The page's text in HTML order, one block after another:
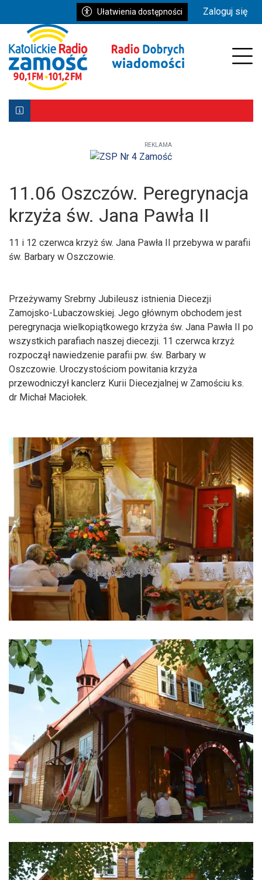
Przejdź do głównych treści
Przejdź do wyszukiwarki
Przejdź do głównego menuUłatwienia dostępności Zaloguj się
Biłgoraj z Patronką. Wyjątkowe uroczystości już 9–10
Powstała aplikacja mobilna Diecezji Zamojsko-
Mniej wiernych w kościołach, ale większe
REKLAMA
11.06 Oszczów. Peregrynacja
krzyża św. Jana Pawła II
11 i 12 czerwca krzyż św. Jana Pawła II przebywa w parafii
św. Barbary w Oszczowie.
Przeżywamy Srebrny Jubileusz istnienia Diecezji
Zamojsko-Lubaczowskiej. Jego głównym obchodem jest
peregrynacja wielkopiątkowego krzyża św. Jana Pawła II po
wszystkich parafiach naszej diecezji. 11 czerwca krzyż
rozpoczął nawiedzenie parafii pw. św. Barbary w
Oszczowie. Uroczystościom powitania krzyża
przewodniczył kanclerz Kurii Diecezjalnej w Zamościu ks.
dr Michał Maciołek.